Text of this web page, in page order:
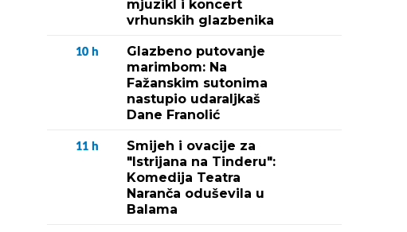
mjuzikl i koncert
vrhunskih glazbenika
10 h
Glazbeno putovanje
marimbom: Na
Fažanskim sutonima
nastupio udaraljkaš
Dane Franolić
11 h
Smijeh i ovacije za
"Istrijana na Tinderu":
Komedija Teatra
Naranča oduševila u
Balama